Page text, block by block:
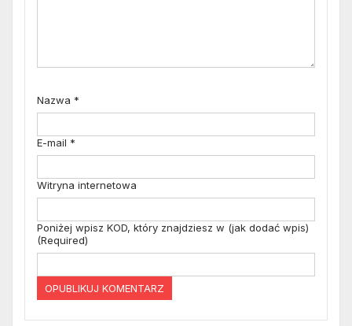
Nazwa *
E-mail *
Witryna internetowa
Poniżej wpisz KOD, który znajdziesz w (jak dodać wpis)
(Required)